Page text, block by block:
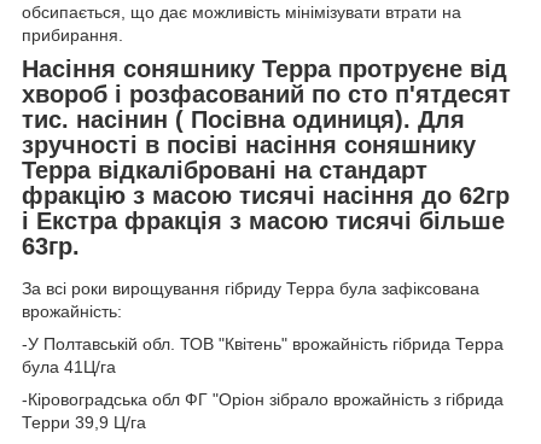
обсипається, що дає можливість мінімізувати втрати на
прибирання.
Насіння соняшнику Терра протруєне від
хвороб і розфасований по сто п'ятдесят
тис. насінин ( Посівна одиниця). Для
зручності в посіві насіння соняшнику
Терра відкалібровані на стандарт
фракцію з масою тисячі насіння до 62гр
і Екстра фракція з масою тисячі більше
63гр.
За всі роки вирощування гібриду Терра була зафіксована
врожайність:
-У Полтавській обл. ТОВ "Квітень" врожайність гібрида Терра
була 41Ц/га
-Кіровоградська обл ФГ "Оріон зібрало врожайність з гібрида
Терри 39,9 Ц/га